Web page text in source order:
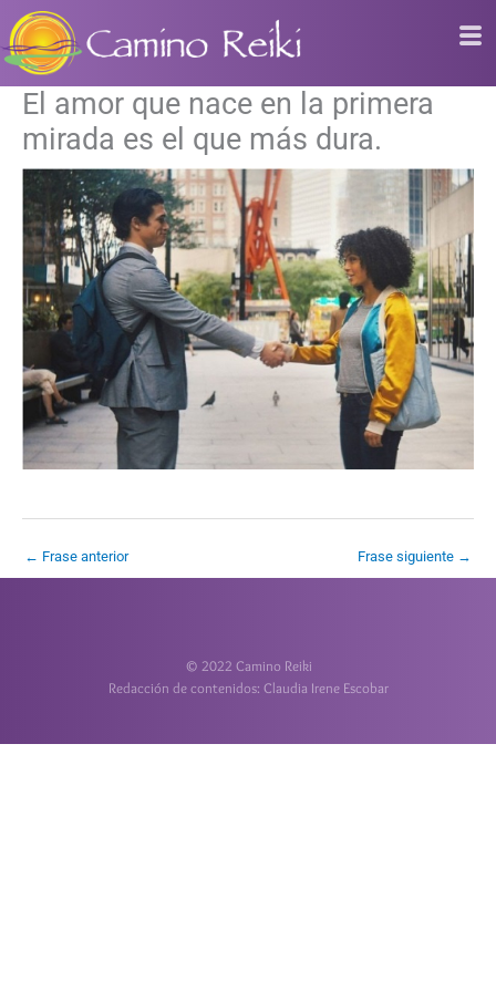
al
contenido
El amor que nace en la primera
mirada es el que más dura.
← Frase anterior Frase siguiente →
© 2022 Camino Reiki
Redacción de contenidos: Claudia Irene Escobar